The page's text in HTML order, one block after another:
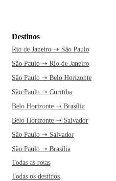
Destinos
Rio de Janeiro ➝ São Paulo
São Paulo ➝ Rio de Janeiro
São Paulo ➝ Belo Horizonte
São Paulo ➝ Curitiba
Belo Horizonte ➝ Brasília
Belo Horizonte ➝ Salvador
São Paulo ➝ Salvador
São Paulo ➝ Brasília
Todas as rotas
Todas os destinos